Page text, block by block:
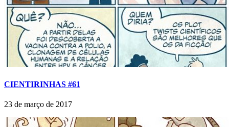
CIENTIRINHAS #61
23 de março de 2017